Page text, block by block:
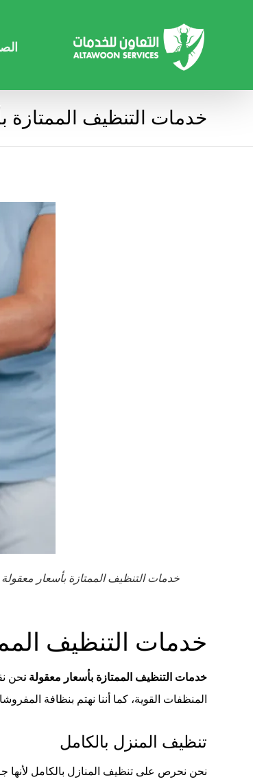
خدمات التنظيف الممتازة
خدمات التنظيف الممتازة بأسعار معقولة
خدمات التنظيف
خدمات التنظيف الممتازة بأسعار معقولة نحن
المنظفات القوية، كما أننا نهتم بنظافة
تنظيف المنزل بالكامل
نحن نحرص على تنظيف المنازل بالكامل لأنها